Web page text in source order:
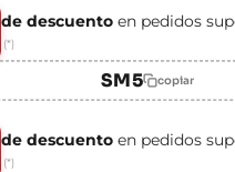
de descuento en pedidos
(*)
SM5 copiar
de descuento en pedidos
(*)